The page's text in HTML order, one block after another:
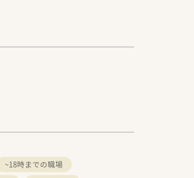
~18時までの職場